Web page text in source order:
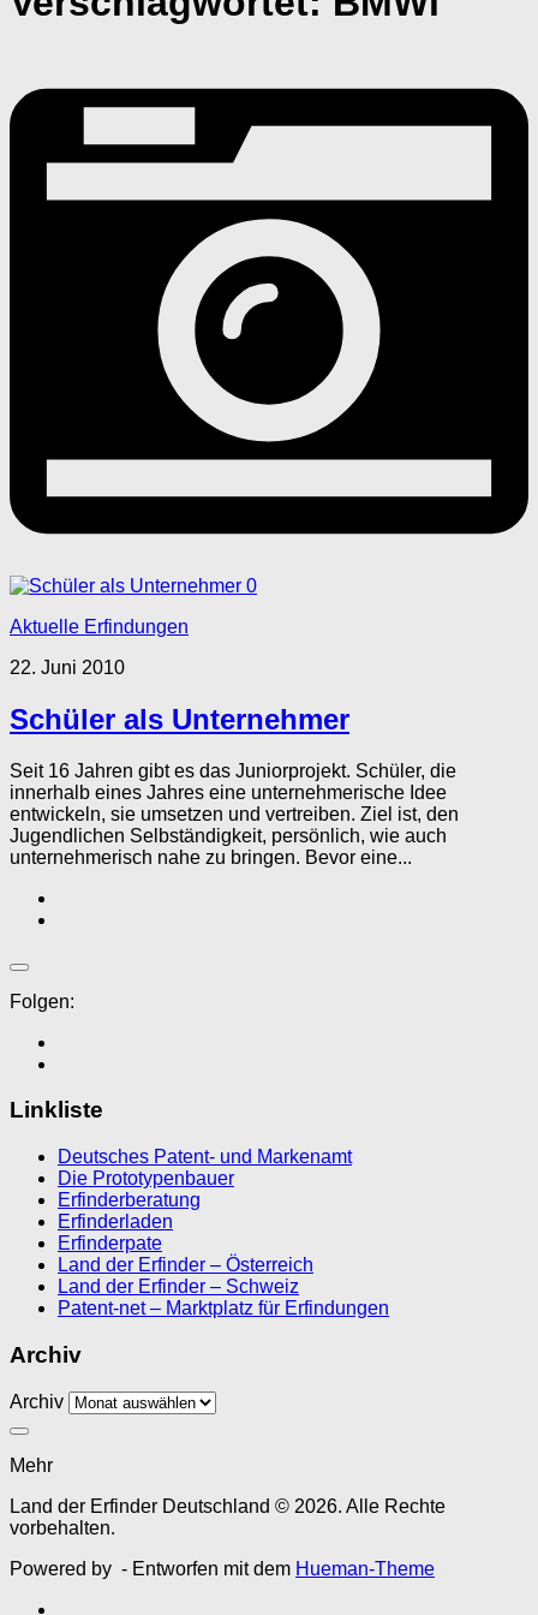
0
Aktuelle Erfindungen
22. Juni 2010
Schüler als Unternehmer
Seit 16 Jahren gibt es das Juniorprojekt. Schüler, die
innerhalb eines Jahres eine unternehmerische Idee
entwickeln, sie umsetzen und vertreiben. Ziel ist, den
Jugendlichen Selbständigkeit, persönlich, wie auch
unternehmerisch nahe zu bringen. Bevor eine...
Folgen:
Linkliste
Deutsches Patent- und Markenamt
Die Prototypenbauer
Erfinderberatung
Erfinderladen
Erfinderpate
Land der Erfinder – Österreich
Land der Erfinder – Schweiz
Patent-net – Marktplatz für Erfindungen
Archiv
Archiv
Mehr
Land der Erfinder Deutschland © 2026. Alle Rechte
vorbehalten.
Powered by - Entworfen mit dem Hueman-Theme